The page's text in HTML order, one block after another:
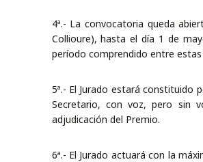
4ª.- La convocatoria queda
Collioure), hasta el día 1 de
período comprendido entre
5ª.- El Jurado estará constituido
Secretario, con voz, pero sin
adjudicación del Premio.
6ª.- El Jurado actuará con la